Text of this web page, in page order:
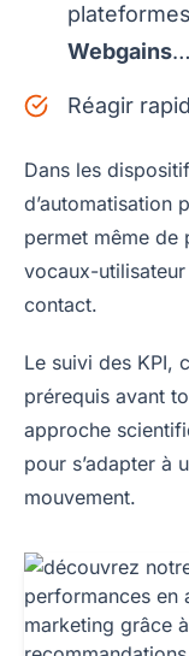
Webgains
Réagir
Dans les
d’automatisation
permet même de
vocaux-
contact.
Le suivi des KPI,
prérequis avant
approche
pour s’adapter à
mouvement.